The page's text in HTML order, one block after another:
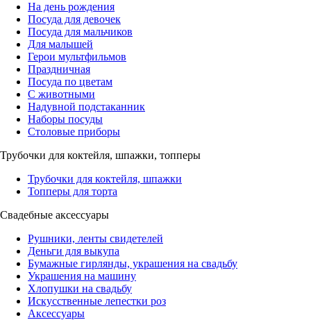
На день рождения
Посуда для девочек
Посуда для мальчиков
Для малышей
Герои мультфильмов
Праздничная
Посуда по цветам
С животными
Надувной подстаканник
Наборы посуды
Столовые приборы
Трубочки для коктейля, шпажки, топперы
Трубочки для коктейля, шпажки
Топперы для торта
Свадебные аксессуары
Рушники, ленты свидетелей
Деньги для выкупа
Бумажные гирлянды, украшения на свадьбу
Украшения на машину
Хлопушки на свадьбу
Искусственные лепестки роз
Аксессуары